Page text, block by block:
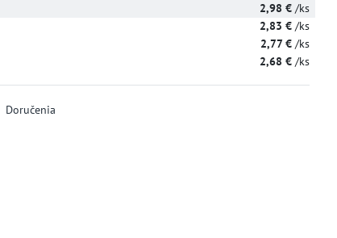
2,98 € /ks
2,83 € /ks
2,77 € /ks
2,68 € /ks
Doručenia